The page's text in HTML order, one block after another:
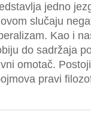
jedno
slučaju
Kao i
do sadržaja
omotač.
pravi